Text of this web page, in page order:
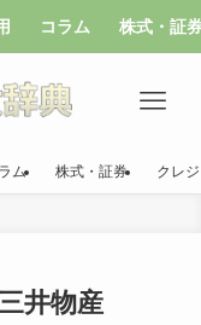
コラム 株式・証
ム 株式・証券 クレ
井物産